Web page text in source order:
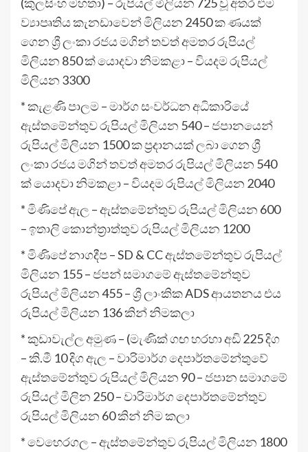
ව්‍යාපෘතිය කැනඩාවෙන් මිලියන 2450 ක ණයක්
ගෙන ශ්‍රී ලංකා රජය මගින් තවත් අමතර රුපියල්
මිලියන 850 ක් යොදවා නිමකළා – වියදම රුපියල්
මිලියන 3300
* කැළණි පාලම – මාර්ග සංවර්ධන අධිකාරියේ
ඇස්තමේන්තුව රුපියල් මිලියන 540 – ජපානයෙන්
රුපියල් මිලියන 1500 ක ප්‍රදානයක් ලබා ගෙන ශ්‍රී
ලංකා රජය මගින් තවත් අමතර රුපියල් මිලියන 540
ක් යොදවා නිමකළා – වියදම රුපියල් මිලියන 2040
* මිණිපේ ඇල – ඇස්තමේන්තුව රුපියල් මිලියන 600
– ඉතාලි කොන්ත්‍රාත්තුව රුපියල් මිලියන 1200
* මිණිපේ නාගදීප – SD & CC ඇස්තමේන්තුව රුපියල්
මිලියන 155 – ජපන් සමාගමේ ඇස්තමේන්තුව
රුපියල් මිලියන 455 – ශ්‍රී ලාංකික ADS ආයතනය එය
රුපියල් මිලියන 136 කින් නිමකලා
* කුඩාවැල්ල අමුණ – (මැණික් ගඟ හරහා අඩි 225 දිග
– කි.මී 10 දිග ඇල – වාරිමාර්ග දෙපාර්තමේන්තුවේ
ඇස්තමේන්තුව රුපියල් මිලියන 90 – ජපාන සමාගමේ
රුපියල් මිලින 250 – වාරිමාර්ග දෙපාර්තමේන්තුව
රුපියල් මිලියන 60 කින් නිම කලා
* වෙහෙරගල – ඇස්තමේන්තුව රුපියල් මිලියන 1800